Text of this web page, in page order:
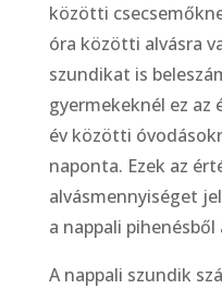
közötti
óra közötti alvásra
szundikat is
gyermekeknél ez az
év közötti
naponta. Ezek az
alvásmennyiséget
a nappali pihenésből
A nappali szundik